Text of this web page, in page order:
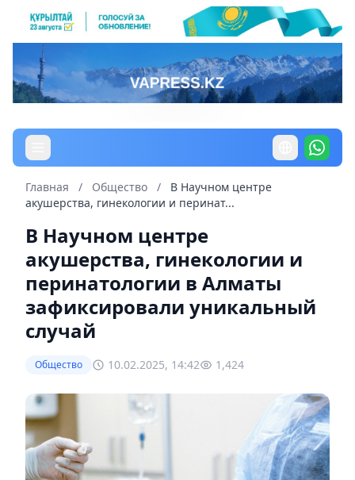
Главная / Общество /
В Научном центре
акушерства, гинекологии и перинат...
В Научном центре
акушерства, гинекологии и
перинатологии в Алматы
зафиксировали уникальный
случай
Общество 10.02.2025, 14:42 1,424